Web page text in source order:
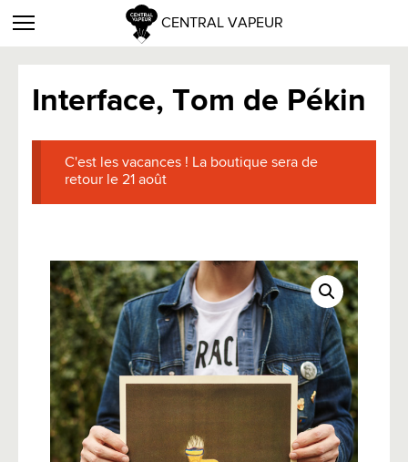
CENTRAL VAPEUR
Interface, Tom de Pékin
C'est les vacances ! La boutique sera de
retour le 21 août